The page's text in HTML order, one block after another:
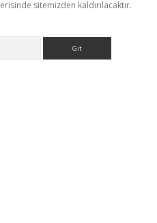
sitemizden kaldırılacaktır.